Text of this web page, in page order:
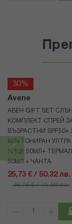
30%
Avene
АВЕН GIFT SET
КОМПЛЕКТ СПРЕЙ
ВЪЗРАСТНИ SPF50+
МЛ+ТОНИРАН
ЛИЦЕ 50МЛ+
50МЛ + ЧАНТА
25,73 € / 50.32 лв.
36,76 € / 71.90 лв.